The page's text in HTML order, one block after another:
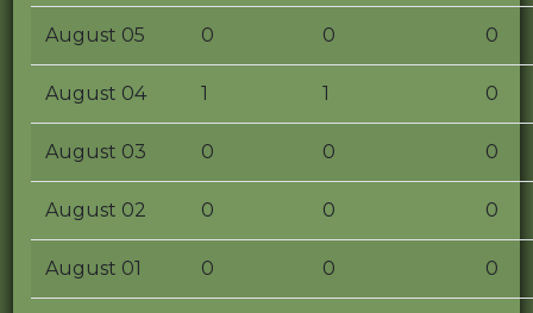
August 05 0 0 0
August 04 1 1 0
August 03 0 0 0
August 02 0 0 0
August 01 0 0 0